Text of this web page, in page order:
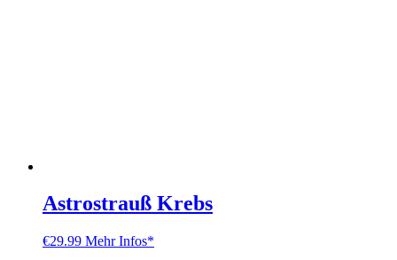
Astrostrauß Krebs
€29.99 Mehr Infos*